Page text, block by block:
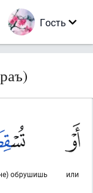
Гость
или
обрушишь